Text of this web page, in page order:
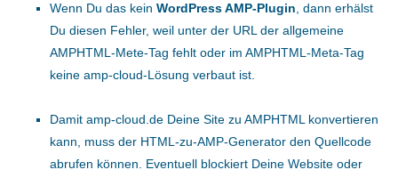
Wenn Du das kein WordPress AMP-Plugin , dann erhälst
Du diesen Fehler, weil unter der URL der allgemeine
AMPHTML-Mete-Tag fehlt oder im AMPHTML-Meta-Tag
keine amp-cloud-Lösung verbaut ist.
Damit amp-cloud.de Deine Site zu AMPHTML konvertieren
kann, muss der HTML-zu-AMP-Generator den Quellcode
abrufen können. Eventuell blockiert Deine Website oder